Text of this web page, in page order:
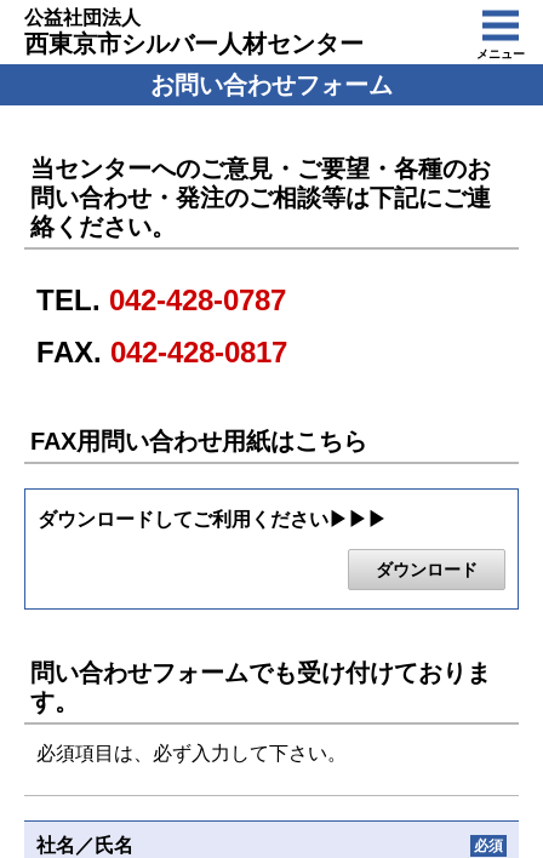
公益社団法人
西東京市シルバー人材センター メニュー
お問い合わせフォーム
当センターへのご意見・ご要望・各種のお
問い合わせ・発注のご相談等は下記にご連
絡ください。
TEL. 042-428-0787
FAX. 042-428-0817
FAX用問い合わせ用紙はこちら
ダウンロードしてご利用ください▶▶▶
ダウンロード
問い合わせフォームでも受け付けておりま
す。
必須項目は、必ず入力して下さい。
社名／氏名 必須